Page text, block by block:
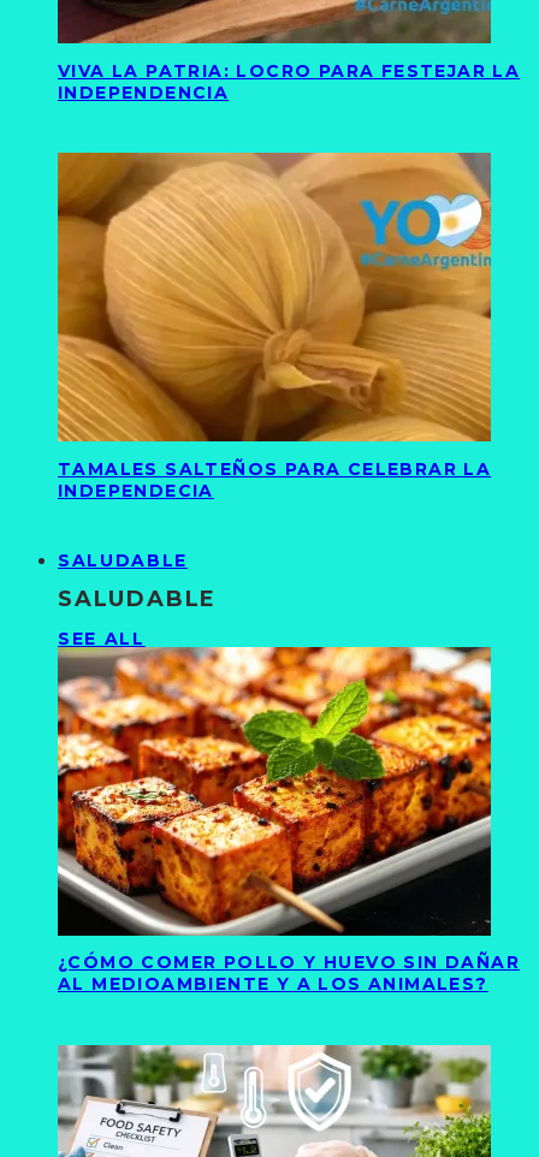
VIVA LA PATRIA: LOCRO PARA FESTEJAR LA
INDEPENDENCIA
TAMALES SALTEÑOS PARA CELEBRAR LA
INDEPENDECIA
SALUDABLE
SALUDABLE
SEE ALL
¿CÓMO COMER POLLO Y HUEVO SIN DAÑAR
AL MEDIOAMBIENTE Y A LOS ANIMALES?